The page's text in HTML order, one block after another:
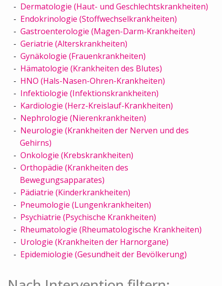
Dermatologie (Haut- und Geschlechtskrankheiten)
Endokrinologie (Stoffwechselkrankheiten)
Gastroenterologie (Magen-Darm-Krankheiten)
Geriatrie (Alterskrankheiten)
Gynäkologie (Frauenkrankheiten)
Hämatologie (Krankheiten des Blutes)
HNO (Hals-Nasen-Ohren-Krankheiten)
Infektiologie (Infektionskrankheiten)
Kardiologie (Herz-Kreislauf-Krankheiten)
Nephrologie (Nierenkrankheiten)
Neurologie (Krankheiten der Nerven und des
Gehirns)
Onkologie (Krebskrankheiten)
Orthopädie (Krankheiten des
Bewegungsapparates)
Pädiatrie (Kinderkrankheiten)
Pneumologie (Lungenkrankheiten)
Psychiatrie (Psychische Krankheiten)
Rheumatologie (Rheumatologische Krankheiten)
Urologie (Krankheiten der Harnorgane)
Epidemiologie (Gesundheit der Bevölkerung)